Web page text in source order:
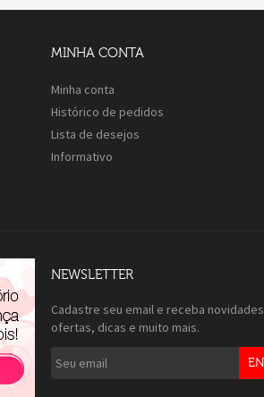
MINHA CONTA
Minha conta
Histórico de pedidos
Lista de desejos
Informativo
NEWSLETTER
Cadastre seu email e receba
ofertas, dicas e muito mais.